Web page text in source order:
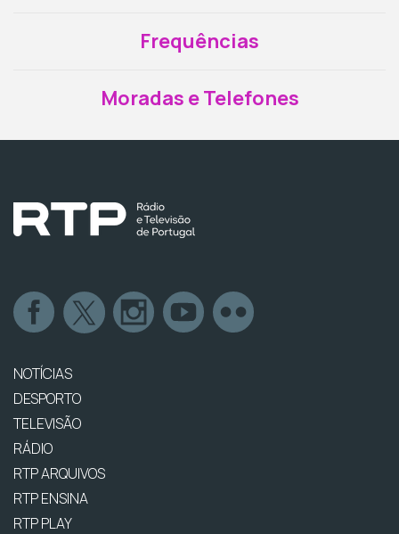
Frequências
Moradas e Telefones
NOTÍCIAS
DESPORTO
TELEVISÃO
RÁDIO
RTP ARQUIVOS
RTP ENSINA
RTP PLAY